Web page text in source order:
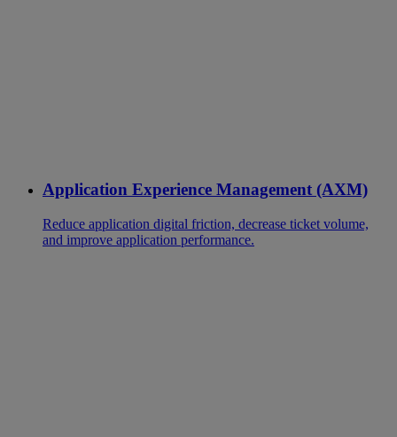
Application Experience Management (AXM)
Reduce application digital friction, decrease ticket volume,
and improve application performance.